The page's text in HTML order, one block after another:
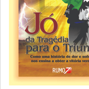
ver todas »